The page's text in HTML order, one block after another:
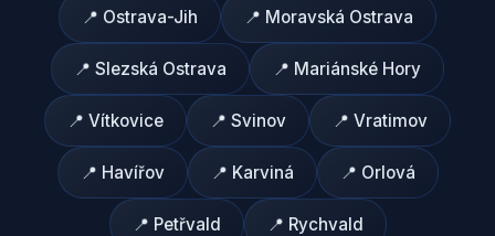
📍 Ostrava-Jih 📍 Moravská Ostrava
📍 Slezská Ostrava 📍 Mariánské Hory
📍 Vítkovice 📍 Svinov 📍 Vratimov
📍 Havířov 📍 Karviná 📍 Orlová
📍 Petřvald 📍 Rychvald